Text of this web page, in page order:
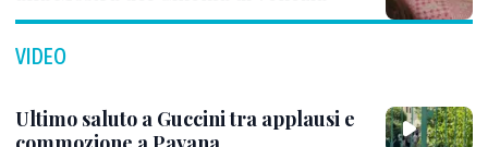
VIDEO
Ultimo saluto a Guccini tra applausi e